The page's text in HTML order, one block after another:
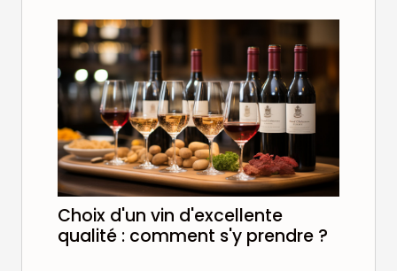
Choix d'un vin d'excellente
qualité : comment s'y prendre ?